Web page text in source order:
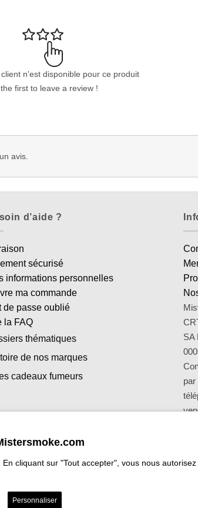
n'est disponible pour ce produit
first to leave a review !
avis.
d’aide ?
sécurisé
informations personnelles
ma commande
de passe oublié
la FAQ
thématiques
de nos marques
cadeaux fumeurs
SA
cliquant sur "Tout accepter", vous nous
Personnaliser